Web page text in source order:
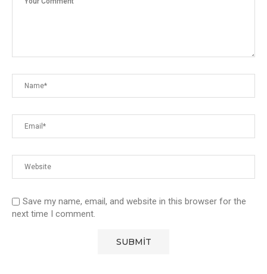
Save my name, email, and website in this browser for the
next time I comment.